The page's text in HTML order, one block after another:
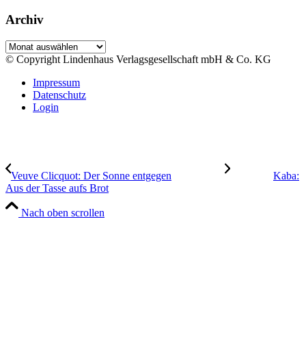
Archiv
Archiv
© Copyright Lindenhaus Verlagsgesellschaft mbH & Co. KG
Impressum
Datenschutz
Login
Veuve Clicquot: Der Sonne entgegen
Kaba:
Aus der Tasse aufs Brot
Nach oben scrollen